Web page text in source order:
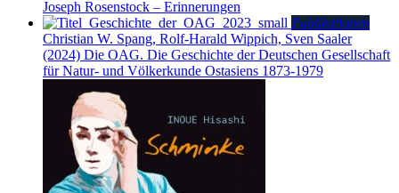
Joseph Rosenstock – Erinnerungen
Publikationen
Christian W. Spang, Rolf-Harald Wippich, Sven Saaler
(2024) Die OAG. Die Geschichte der Deutschen Gesellschaft
für Natur- und Völkerkunde Ostasiens 1873-1979